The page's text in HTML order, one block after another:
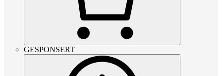
GESPONSERT